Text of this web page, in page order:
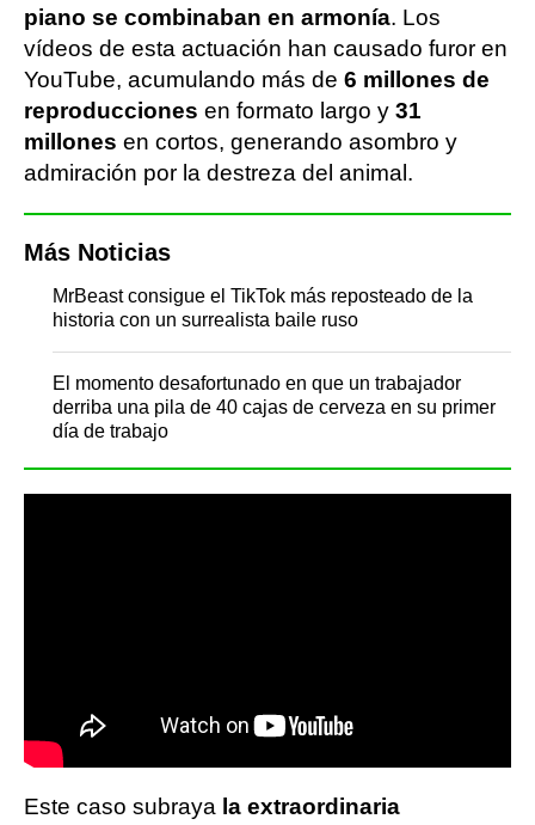
piano se combinaban en armonía. Los
vídeos de esta actuación han causado furor en
YouTube, acumulando más de 6 millones de
reproducciones en formato largo y 31
millones en cortos, generando asombro y
admiración por la destreza del animal.
Más Noticias
MrBeast consigue el TikTok más reposteado de la
historia con un surrealista baile ruso
El momento desafortunado en que un trabajador
derriba una pila de 40 cajas de cerveza en su primer
día de trabajo
Este caso subraya la extraordinaria